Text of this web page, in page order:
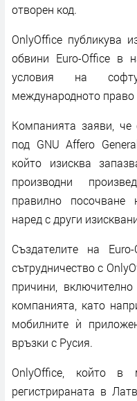
отворен код.
OnlyOffice публикува
обвини Euro-Office в
условия на
международното право
Компанията заяви, че
под GNU Affero
който изисква
производни
правилно посочване
наред с други
Създателите на
сътрудничество с
причини,
компанията, като
мобилните ѝ
връзки с Русия.
OnlyOffice, който в
регистрираната в